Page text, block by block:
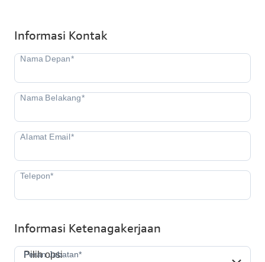
Informasi Kontak
Informasi Ketenagakerjaan
Peran Jabatan*
Pilih opsi